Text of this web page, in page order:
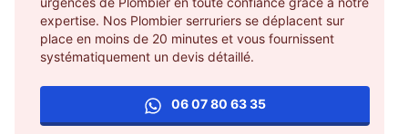
expertise. Nos Plombier serruriers se déplacent sur
place en moins de 20 minutes et vous fournissent
systématiquement un devis détaillé.
06 07 80 63 35